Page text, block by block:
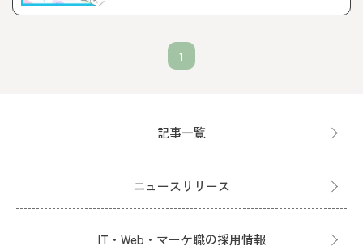
1
記事一覧
ニュースリリース
IT・Web・マーケ職の採用情報